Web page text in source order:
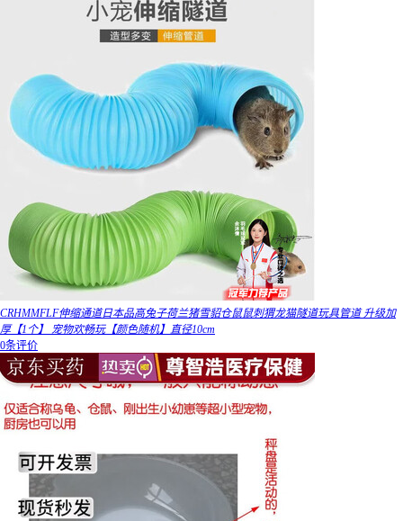
CRHMMFLF伸缩通道日本品高兔子荷兰猪雪貂仓鼠鼠刺猬龙猫隧道玩具管道 升级加
厚【1个】 宠物欢畅玩【颜色随机】直径10cm
0条评价